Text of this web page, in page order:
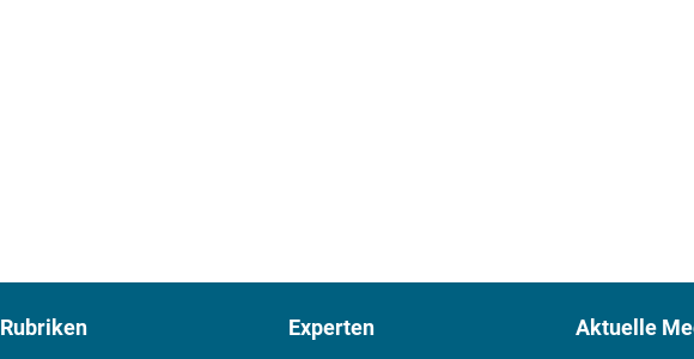
Rubriken Experten Aktuelle